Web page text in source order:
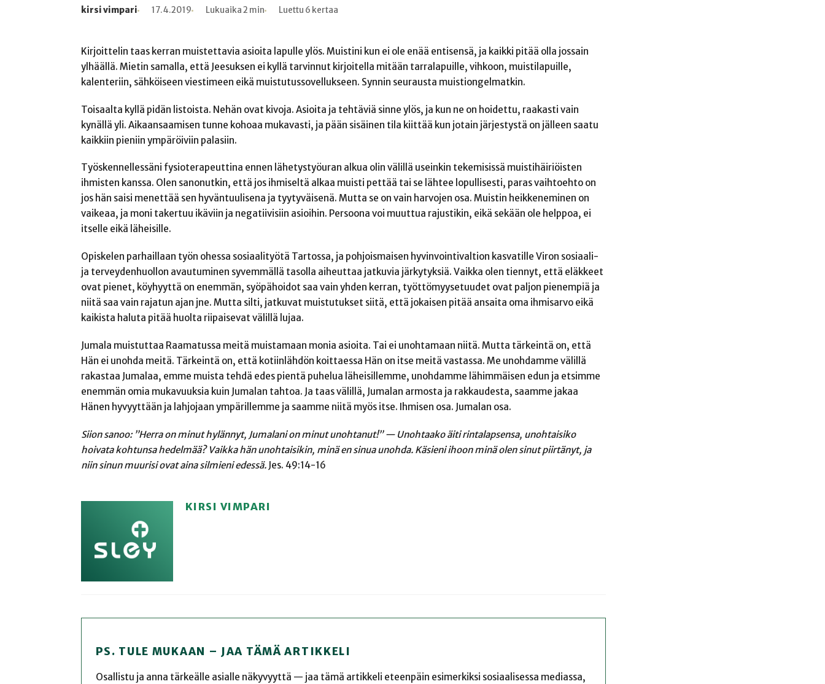
Kirjoittaja
kirsi vimpari
Julkaistu 17.4.2019
Lukuaika Lukuaika 2 min
Lukukertoja Luettu 6 kertaa
Kirjoittelin taas kerran muistettavia asioita lapulle ylös. Muistini kun ei ole enää entisensä, ja kaikki pitää olla jossain
ylhäällä. Mietin samalla, että Jeesuksen ei kyllä tarvinnut kirjoitella mitään tarralapuille, vihkoon, muistilapuille,
kalenteriin, sähköiseen viestimeen eikä muistutussovellukseen. Synnin seurausta muistiongelmatkin.
Toisaalta kyllä pidän listoista. Nehän ovat kivoja. Asioita ja tehtäviä sinne ylös, ja kun ne on hoidettu, raakasti vain
kynällä yli. Aikaansaamisen tunne kohoaa mukavasti, ja pään sisäinen tila kiittää kun jotain järjestystä on jälleen saatu
kaikkiin pieniin ympäröiviin palasiin.
Työskennellessäni fysioterapeuttina ennen lähetystyöuran alkua olin välillä useinkin tekemisissä muistihäiriöisten
ihmisten kanssa. Olen sanonutkin, että jos ihmiseltä alkaa muisti pettää tai se lähtee lopullisesti, paras vaihtoehto on
jos hän saisi menettää sen hyväntuulisena ja tyytyväisenä. Mutta se on vain harvojen osa. Muistin heikkeneminen on
vaikeaa, ja moni takertuu ikäviin ja negatiivisiin asioihin. Persoona voi muuttua rajustikin, eikä sekään ole helppoa, ei
itselle eikä läheisille.
Opiskelen parhaillaan työn ohessa sosiaalityötä Tartossa, ja pohjoismaisen hyvinvointivaltion kasvatille Viron sosiaali-
ja terveydenhuollon avautuminen syvemmällä tasolla aiheuttaa jatkuvia järkytyksiä. Vaikka olen tiennyt, että eläkkeet
ovat pienet, köyhyyttä on enemmän, syöpähoidot saa vain yhden kerran, työttömyysetuudet ovat paljon pienempiä ja
niitä saa vain rajatun ajan jne. Mutta silti, jatkuvat muistutukset siitä, että jokaisen pitää ansaita oma ihmisarvo eikä
kaikista haluta pitää huolta riipaisevat välillä lujaa.
Jumala muistuttaa Raamatussa meitä muistamaan monia asioita. Tai ei unohtamaan niitä. Mutta tärkeintä on, että
Hän ei unohda meitä. Tärkeintä on, että kotiinlähdön koittaessa Hän on itse meitä vastassa. Me unohdamme välillä
rakastaa Jumalaa, emme muista tehdä edes pientä puhelua läheisillemme, unohdamme lähimmäisen edun ja etsimme
enemmän omia mukavuuksia kuin Jumalan tahtoa. Ja taas välillä, Jumalan armosta ja rakkaudesta, saamme jakaa
Hänen hyvyyttään ja lahjojaan ympärillemme ja saamme niitä myös itse. Ihmisen osa. Jumalan osa.
Siion sanoo: ”Herra on minut hylännyt, Jumalani on minut unohtanut!” — Unohtaako äiti rintalapsensa, unohtaisiko
hoivata kohtunsa hedelmää? Vaikka hän unohtaisikin, minä en sinua unohda. Käsieni ihoon minä olen sinut piirtänyt, ja
niin sinun muurisi ovat aina silmieni edessä. Jes. 49:14-16
KIRSI VIMPARI
PS. TULE MUKAAN – JAA TÄMÄ ARTIKKELI
Osallistu ja anna tärkeälle asialle näkyvyyttä — jaa tämä artikkeli eteenpäin esimerkiksi sosiaalisessa mediassa,